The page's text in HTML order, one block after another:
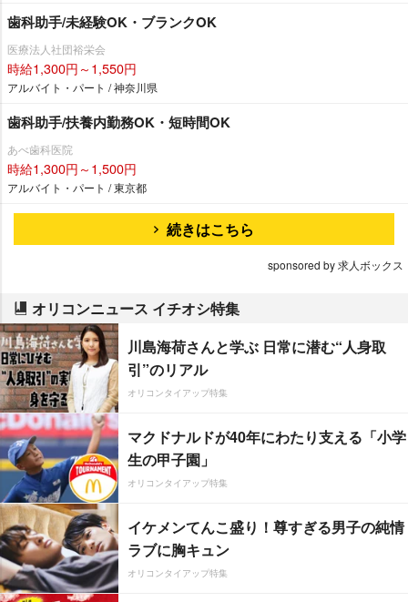
歯科助手/未経験OK・ブランクOK
医療法人社団裕栄会
時給1,300円～1,550円
アルバイト・パート / 神奈川県
歯科助手/扶養内勤務OK・短時間OK
あべ歯科医院
時給1,300円～1,500円
アルバイト・パート / 東京都
続きはこちら
sponsored by 求人ボックス
オリコンニュース イチオシ特集
川島海荷さんと学ぶ 日常に潜む“人身取
引”のリアル
オリコンタイアップ特集
マクドナルドが40年にわたり支える「小学
生の甲子園」
オリコンタイアップ特集
イケメンてんこ盛り！尊すぎる男子の純情
ラブに胸キュン
オリコンタイアップ特集